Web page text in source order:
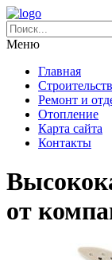
Меню
Главная
Ремонт и
Отопление
Карта сайта
Контакты
от